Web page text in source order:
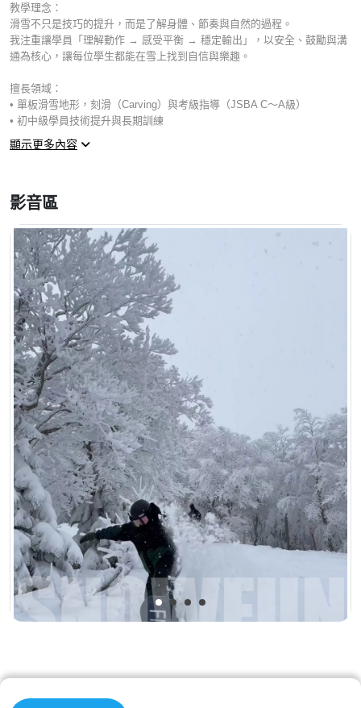
教學理念：
滑雪不只是技巧的提升，而是了解身體、節奏與自然的過程。
我注重讓學員「理解動作 → 感受平衡 → 穩定輸出」，以安全、鼓勵與溝
通為核心，讓每位學生都能在雪上找到自信與樂趣。
擅長領域：
• 單板滑雪地形，刻滑（Carving）與考級指導（JSBA C～A級）
• 初中級學員技術提升與長期訓練
• 家庭與兒童滑雪課程
• 多語教學（中／日／英／粵語）
自 2019 年於日本開始滑雪至今，已有約 6 年雪齡。從最初的愛好者到專
級教練考試，成為日本少數擁有最高等級資格的華人教練之一。
現任東北福島貓魔山滑雪學校主任，負責課程設計、教練培訓與中日學員
管理。主要活動地點包括貓魔、藏王、猪苗代等雪場。
顯示更多內容
影音區